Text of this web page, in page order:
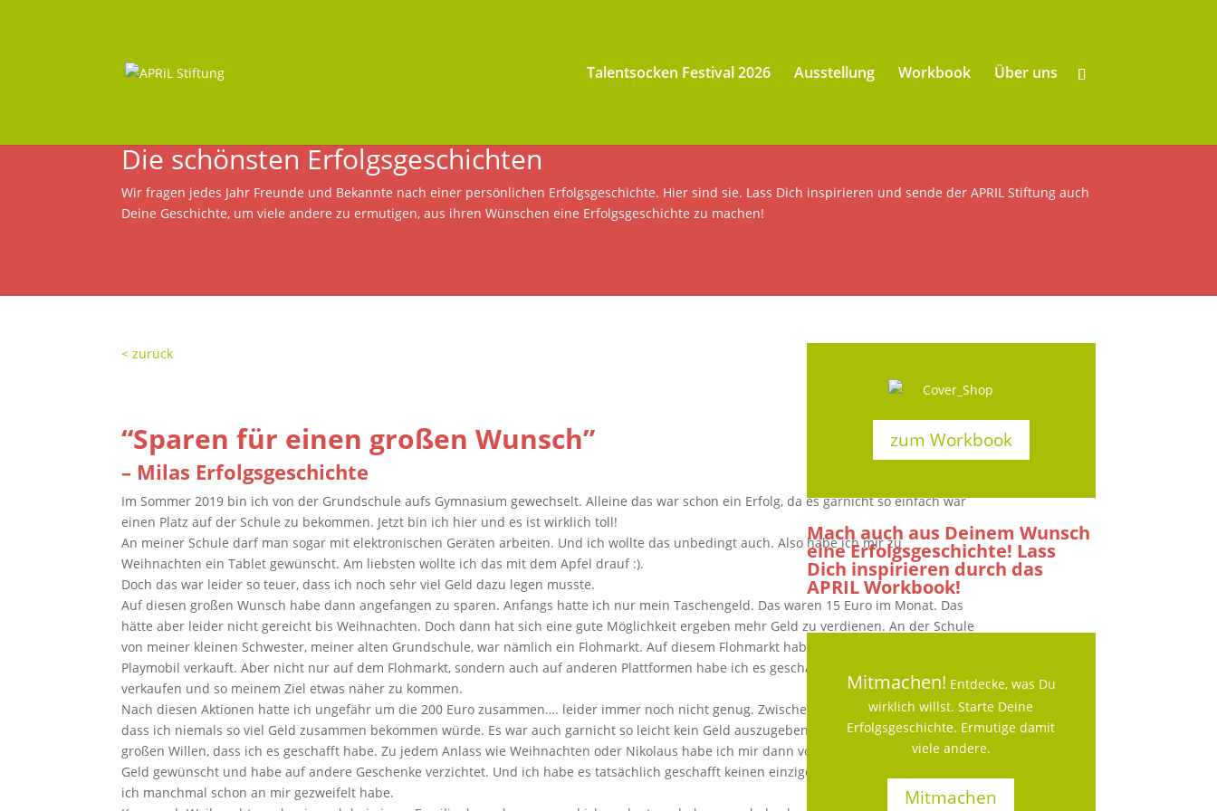
Talentsocken Festival 2026 Ausstellung Workbook Über uns
Die schönsten Erfolgsgeschichten
Wir fragen jedes Jahr Freunde und Bekannte nach einer persönlichen Erfolgsgeschichte. Hier sind sie. Lass Dich inspirieren und sende der APRIL Stiftung auch
Deine Geschichte, um viele andere zu ermutigen, aus ihren Wünschen eine Erfolgsgeschichte zu machen!
< zurück
“Sparen für einen großen Wunsch”
– Milas Erfolgsgeschichte
Im Sommer 2019 bin ich von der Grundschule aufs Gymnasium gewechselt. Alleine das war schon ein Erfolg, da es garnicht so einfach war
einen Platz auf der Schule zu bekommen. Jetzt bin ich hier und es ist wirklich toll!
An meiner Schule darf man sogar mit elektronischen Geräten arbeiten. Und ich wollte das unbedingt auch. Also habe ich mir zu
Weihnachten ein Tablet gewünscht. Am liebsten wollte ich das mit dem Apfel drauf :).
Doch das war leider so teuer, dass ich noch sehr viel Geld dazu legen musste.
Auf diesen großen Wunsch habe dann angefangen zu sparen. Anfangs hatte ich nur mein Taschengeld. Das waren 15 Euro im Monat. Das
hätte aber leider nicht gereicht bis Weihnachten. Doch dann hat sich eine gute Möglichkeit ergeben mehr Geld zu verdienen. An der Schule
von meiner kleinen Schwester, meiner alten Grundschule, war nämlich ein Flohmarkt. Auf diesem Flohmarkt habe ich dann fast mein ganzes
Playmobil verkauft. Aber nicht nur auf dem Flohmarkt, sondern auch auf anderen Plattformen habe ich es geschafft, alte Spielsachen zu
verkaufen und so meinem Ziel etwas näher zu kommen.
Nach diesen Aktionen hatte ich ungefähr um die 200 Euro zusammen…. leider immer noch nicht genug. Zwischenzeitlich dachte ich auch,
dass ich niemals so viel Geld zusammen bekommen würde. Es war auch garnicht so leicht kein Geld auszugeben. Doch ich hatte so einen
großen Willen, dass ich es geschafft habe. Zu jedem Anlass wie Weihnachten oder Nikolaus habe ich mir dann von allen Verwandten nur
Geld gewünscht und habe auf andere Geschenke verzichtet. Und ich habe es tatsächlich geschafft keinen einzigen Cent auszugeben, obwohl
ich manchmal schon an mir gezweifelt habe.
zum Workbook
Mach auch aus Deinem Wunsch
eine Erfolgsgeschichte! Lass
Dich inspirieren durch das
APRIL Workbook!
Mitmachen! Entdecke, was Du
wirklich willst. Starte Deine
Erfolgsgeschichte. Ermutige damit
viele andere.
Mitmachen